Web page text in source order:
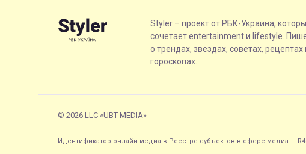
Styler – проект от РБК-Украина,
сочетает entertainment и lifestyle.
о трендах, звездах, советах, рецептах
гороскопах.
© 2026 LLC «UBT MEDIA»
Идентификатор онлайн-медиа в Реестре субъектов в сфере медиа —